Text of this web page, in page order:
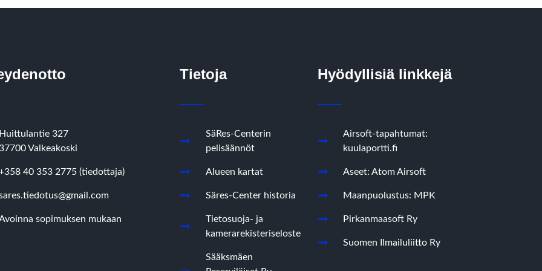
327
Valkeakoski
40 353 2775 (tiedottaja)
sopimuksen mukaan
Tietoja
SäRes-Centerin
pelisäännöt
Alueen kartat
Säres-Center historia
Tietosuoja- ja
kamerarekisteriseloste
Sääksmäen
Hyödyllisiä linkkejä
Airsoft-tapahtumat:
kuulaportti.fi
Aseet: Atom Airsoft
Maanpuolustus: MPK
Pirkanmaasoft Ry
Suomen Ilmailuliitto Ry